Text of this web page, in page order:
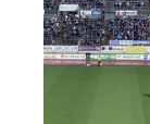
席のご予約
くの人に楽
たいため、
り1~2名様
月22日(土
グ ヴァンフ
島ヴォルテ